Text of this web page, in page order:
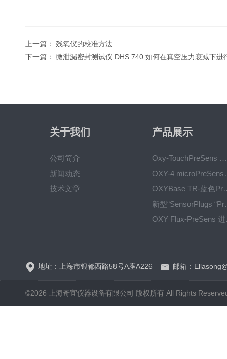
上一篇： 残氧仪的校准方法
下一篇： 微泄漏密封测试仪 DHS 740 如何在真空压力衰减下进
关于我们
公司简介
新闻动态
技术文章
产品展示
Oxy-TouchPreSens 氧分析仪 多孔培养容器监测
OXY-4
OXYBase TR-蓝色
新型
地址：上海市银都西路58号A座A226 邮箱：
©2026 上海奇宜仪器设备有限公司 版权所有 All Rights